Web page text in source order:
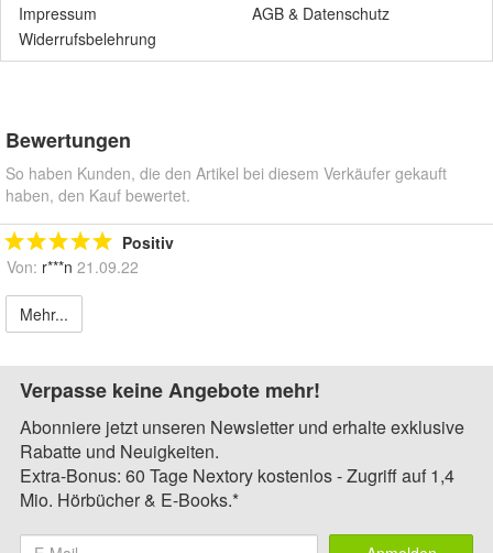
Impressum
AGB & Datenschutz
Widerrufsbelehrung
Bewertungen
So haben Kunden, die den Artikel bei diesem Verkäufer gekauft
haben, den Kauf bewertet.
Positiv
Von: r***n 21.09.22
Mehr...
Verpasse keine Angebote mehr!
Abonniere jetzt unseren Newsletter und erhalte exklusive
Rabatte und Neuigkeiten.
Extra-Bonus: 60 Tage Nextory kostenlos - Zugriff auf 1,4
Mio. Hörbücher & E-Books.*